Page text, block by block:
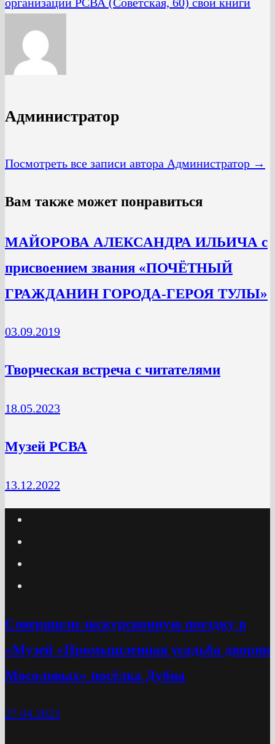
Администратор
Посмотреть все записи автора Администратор →
Вам также может понравиться
МАЙОРОВА АЛЕКСАНДРА ИЛЬИЧА с
присвоением звания «ПОЧЁТНЫЙ
ГРАЖДАНИН ГОРОДА-ГЕРОЯ ТУЛЫ»
03.09.2019
Творческая встреча с читателями
18.05.2023
Музей РСВА
13.12.2022
Cовершили экскурсионную поездку в
«Музей «Промышленная усадьба дворян
Мосоловых» посёлка Дубна
27.04.2023